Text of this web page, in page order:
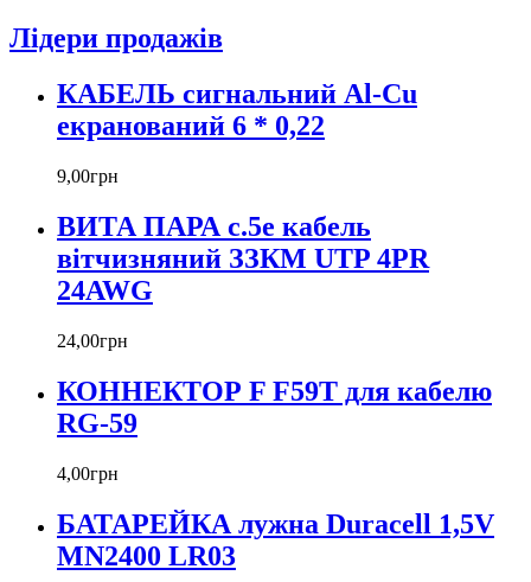
Лідери продажів
КАБЕЛЬ сигнальний Al-Cu
екранований 6 * 0,22
9,00грн
ВИТА ПАРА c.5е кабель
вітчизняний ЗЗКМ UTP 4PR
24AWG
24,00грн
КОННЕКТОР F F59T для кабелю
RG-59
4,00грн
БАТАРЕЙКА лужна Duracell 1,5V
MN2400 LR03